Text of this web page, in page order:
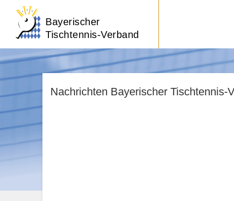
Bayerischer
Tischtennis-Verband
Nachrichten Bayerischer Tischtennis-